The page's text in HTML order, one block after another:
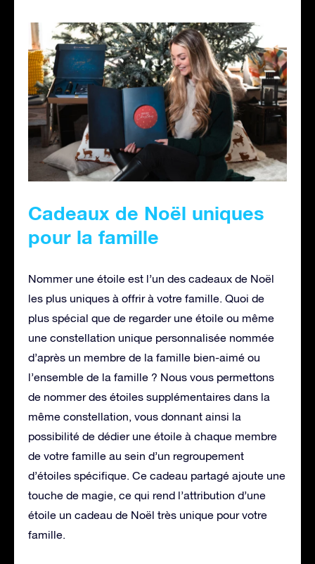
Cadeaux de Noël uniques
pour la famille
Nommer une étoile est l’un des cadeaux de Noël
les plus uniques à offrir à votre famille. Quoi de
plus spécial que de regarder une étoile ou même
une constellation unique personnalisée nommée
d’après un membre de la famille bien-aimé ou
l’ensemble de la famille ? Nous vous permettons
de nommer des étoiles supplémentaires dans la
même constellation, vous donnant ainsi la
possibilité de dédier une étoile à chaque membre
de votre famille au sein d’un regroupement
d’étoiles spécifique. Ce cadeau partagé ajoute une
touche de magie, ce qui rend l’attribution d’une
étoile un cadeau de Noël très unique pour votre
famille.